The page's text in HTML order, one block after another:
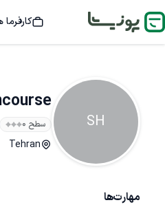
SH سطح ۰
Tehran
مهارت‌ها